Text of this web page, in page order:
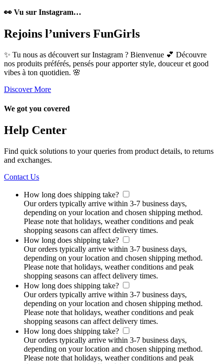
👀 Vu sur Instagram…
Rejoins l’univers FunGirls
✨ Tu nous as découvert sur Instagram ? Bienvenue 💕 Découvre
nos produits préférés, pensés pour apporter style, douceur et good
vibes à ton quotidien. 🌸
Discover More
We got you covered
Help Center
Find quick solutions to your queries from product details, to returns
and exchanges.
Contact Us
How long does shipping take?
Our orders typically arrive within 3-7 business days,
depending on your location and chosen shipping method.
Please note that holidays, weather conditions and peak
shopping seasons can affect delivery times.
How long does shipping take?
Our orders typically arrive within 3-7 business days,
depending on your location and chosen shipping method.
Please note that holidays, weather conditions and peak
shopping seasons can affect delivery times.
How long does shipping take?
Our orders typically arrive within 3-7 business days,
depending on your location and chosen shipping method.
Please note that holidays, weather conditions and peak
shopping seasons can affect delivery times.
How long does shipping take?
Our orders typically arrive within 3-7 business days,
depending on your location and chosen shipping method.
Please note that holidays, weather conditions and peak